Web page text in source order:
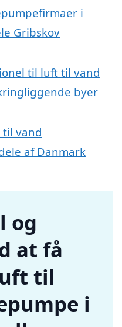
i
Gribskov
til luft til vand
byer
vand
af Danmark
og
at få
til
i